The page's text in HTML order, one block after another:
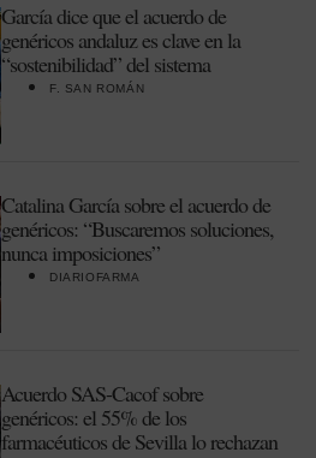
García dice que el acuerdo de
genéricos andaluz es clave en la
“sostenibilidad” del sistema
F. SAN ROMÁN
Catalina García sobre el acuerdo de
genéricos: “Buscaremos soluciones,
nunca imposiciones”
DIARIOFARMA
Acuerdo SAS-Cacof sobre
genéricos: el 55% de los
farmacéuticos de Sevilla lo rechazan